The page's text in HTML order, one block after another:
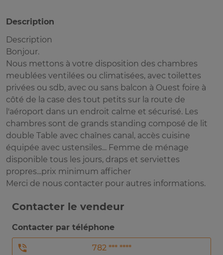
Description
Description
Bonjour.
Nous mettons à votre disposition des chambres
meublées ventilées ou climatisées, avec toilettes
privées ou sdb, avec ou sans balcon à Ouest foire à
côté de la case des tout petits sur la route de
l'aéroport dans un endroit calme et sécurisé. Les
chambres sont de grands standing composé de lit
double Table avec chaînes canal, accès cuisine
équipée avec ustensiles... Femme de ménage
disponible tous les jours, draps et serviettes
propres...prix minimum afficher
Merci de nous contacter pour autres informations.
Contacter le vendeur
Contacter par téléphone
782 *** ****